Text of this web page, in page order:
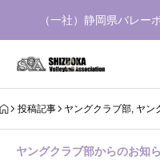
（一社）静岡県バレ
投稿記事 ヤングクラブ部, ヤン
ヤングクラブ部からのお知